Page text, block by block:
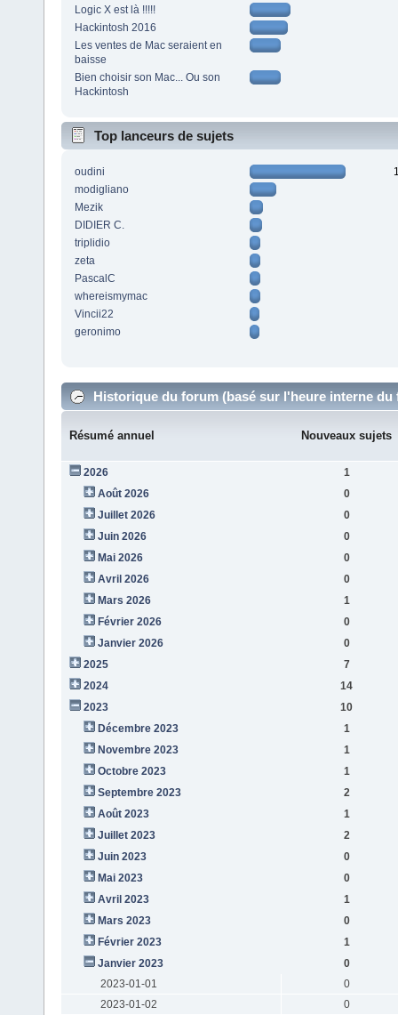
Logic X est là !!!!!
Hackintosh 2016
Les ventes de Mac seraient en
baisse
Bien choisir son Mac... Ou son
Hackintosh
Top lanceurs de sujets
oudini
modigliano
Mezik
DIDIER C.
triplidio
zeta
PascalC
whereismymac
Vincii22
geronimo
Historique du forum (basé sur l'heure interne du
Résumé annuel Nouveaux sujets
2026
1
Août 2026
0
Juillet 2026
0
Juin 2026
0
Mai 2026
0
Avril 2026
0
Mars 2026
1
Février 2026
0
Janvier 2026
0
2025
7
2024
14
2023
10
Décembre 2023
1
Novembre 2023
1
Octobre 2023
1
Septembre 2023
2
Août 2023
1
Juillet 2023
2
Juin 2023
0
Mai 2023
0
Avril 2023
1
Mars 2023
0
Février 2023
1
Janvier 2023
0
2023-01-01
0
2023-01-02
0